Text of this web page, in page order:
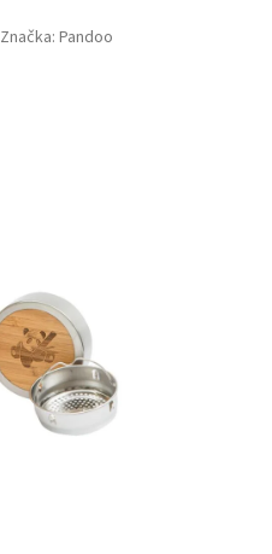
Značka: Pandoo